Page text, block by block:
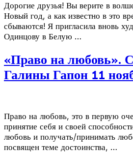
Дорогие друзья! Вы верите в
Новый год, а как известно в это
сбываются! Я пригласила вновь
Одинцову в Белую …
«Право на любовь».
Галины Гапон 11
Право на любовь, это в первую
принятие себя и своей
любовь и получать/принимать
посвящен теме достоинства, …